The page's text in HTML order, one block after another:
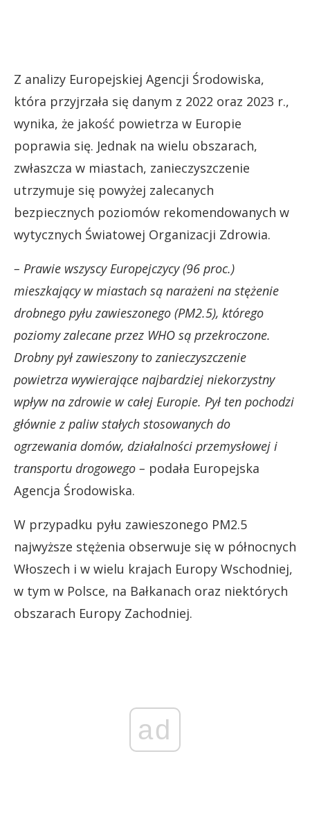
Z analizy Europejskiej Agencji Środowiska,
która przyjrzała się danym z 2022 oraz 2023 r.,
wynika, że jakość powietrza w Europie
poprawia się. Jednak na wielu obszarach,
zwłaszcza w miastach, zanieczyszczenie
utrzymuje się powyżej zalecanych
bezpiecznych poziomów rekomendowanych w
wytycznych Światowej Organizacji Zdrowia.
– Prawie wszyscy Europejczycy (96 proc.)
mieszkający w miastach są narażeni na stężenie
drobnego pyłu zawieszonego (PM2.5), którego
poziomy zalecane przez WHO są przekroczone.
Drobny pył zawieszony to zanieczyszczenie
powietrza wywierające najbardziej niekorzystny
wpływ na zdrowie w całej Europie. Pył ten pochodzi
głównie z paliw stałych stosowanych do
ogrzewania domów, działalności przemysłowej i
transportu drogowego – podała Europejska
Agencja Środowiska.
W przypadku pyłu zawieszonego PM2.5
najwyższe stężenia obserwuje się w północnych
Włoszech i w wielu krajach Europy Wschodniej,
w tym w Polsce, na Bałkanach oraz niektórych
obszarach Europy Zachodniej.
ad